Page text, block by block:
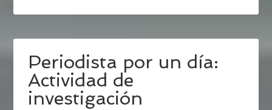
Periodista por un día:
Actividad de
investigación